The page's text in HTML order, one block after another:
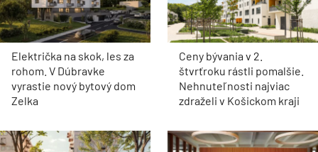
Električka na skok, les za
rohom. V Dúbravke
vyrastie nový bytový dom
Zelka
Ceny bývania v 2.
štvrťroku rástli pomalšie.
Nehnuteľnosti najviac
zdraželi v Košickom kraji